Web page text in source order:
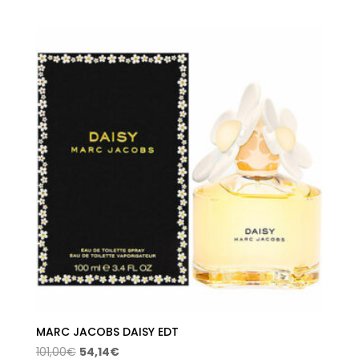
60,51€
MARC JACOBS DAISY EDT
101,00€ El
54,14€El